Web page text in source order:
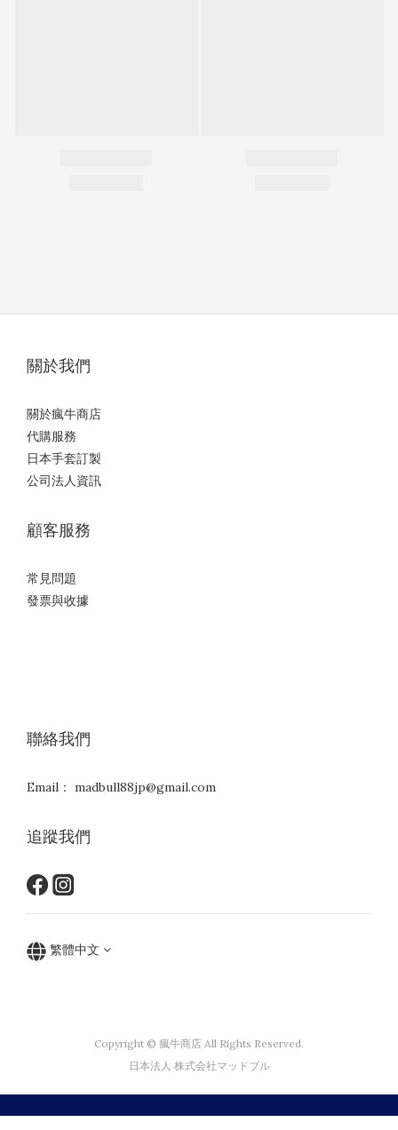
關於我們
關於瘋牛商店
代購服務
日本手套訂製
公司法人資訊
顧客服務
常見問題
發票與收據
聯絡我們
Email： madbull88jp@gmail.com
追蹤我們
繁體中文
Copyright © 瘋牛商店 All Rights Reserved.
日本法人 株式会社マッドブル